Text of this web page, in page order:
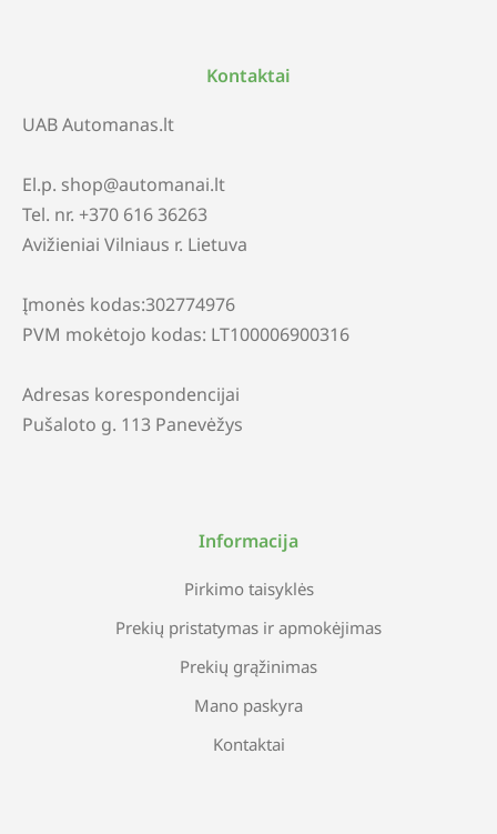
Kontaktai
UAB Automanas.lt
El.p. shop@automanai.lt
Tel. nr. +370 616 36263
Avižieniai Vilniaus r. Lietuva
Įmonės kodas:302774976
PVM mokėtojo kodas: LT100006900316
Adresas korespondencijai
Pušaloto g. 113 Panevėžys
Informacija
Pirkimo taisyklės
Prekių pristatymas ir apmokėjimas
Prekių grąžinimas
Mano paskyra
Kontaktai